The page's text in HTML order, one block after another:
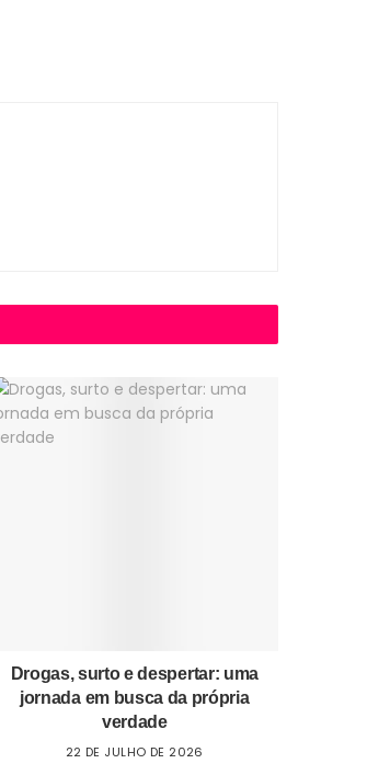
Drogas, surto e despertar: uma
jornada em busca da própria
verdade
22 DE JULHO DE 2026